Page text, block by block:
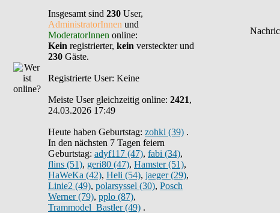
Insgesamt sind 230 User,
AdministratorInnen und
ModeratorInnen online:
Kein registrierter, kein versteckter und
230 Gäste.
Registrierte User: Keine
Meiste User gleichzeitig online: 2421,
24.03.2026 17:49
Heute haben Geburtstag: zohkl (39) .
In den nächsten 7 Tagen feiern
Geburtstag: adyf117 (47), fabi (34),
flins (51), geri80 (47), Hamster (51),
HaWeKa (42), Heli (54), jaeger (29),
Linie2 (49), polarsyssel (30), Posch
Werner (79), pplo (87),
Trammodel_Bastler (49) .